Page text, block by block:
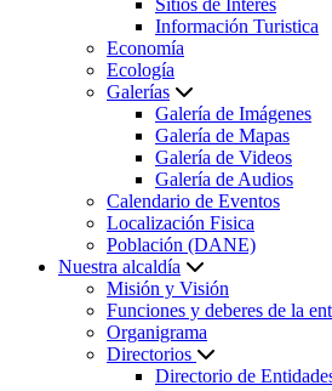
Sitios de Interés
Información Turistica
Economía
Ecología
Galerías
Galería de Imágenes
Galería de Mapas
Galería de Videos
Galería de Audios
Calendario de Eventos
Localización Fisica
Población (DANE)
Nuestra alcaldía
Misión y Visión
Funciones y deberes de la
Organigrama
Directorios
Directorio de